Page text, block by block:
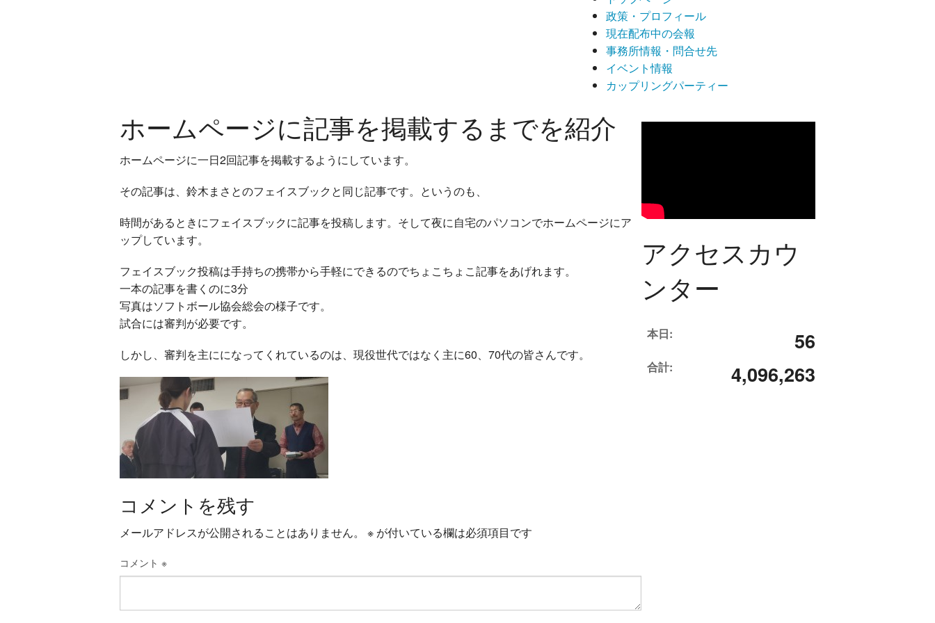
政策・プロフィール
現在配布中の会報
事務所情報・問合せ先
イベント情報
カップリングパーティー
ホームページに記事を掲載するまでを紹介
ホームページに一日2回記事を掲載するようにしています。
その記事は、鈴木まさとのフェイスブックと同じ記事です。というのも、
時間があるときにフェイスブックに記事を投稿します。そして夜に自宅のパソコンでホームページにア
ップしています。
フェイスブック投稿は手持ちの携帯から手軽にできるのでちょこちょこ記事をあげれます。
一本の記事を書くのに3分
写真はソフトボール協会総会の様子です。
試合には審判が必要です。
しかし、審判を主にになってく れているのは、現役世代ではなく主に60、70代の皆さんです。
コメントを残す
メールアドレスが公開されることはありません。 ※ が付いている欄は必須項目です
コメント ※
アクセスカウ
ンター
本日: 56
合計: 4,096,263